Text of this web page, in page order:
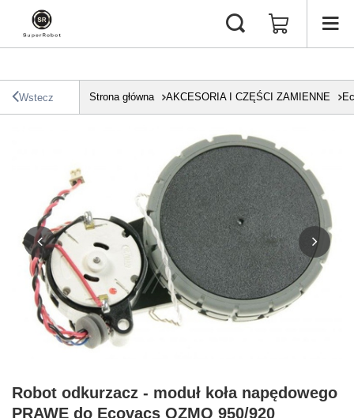
Wstecz Strona główna AKCESORIA I CZĘŚCI ZAMIENNE
Robot odkurzacz - moduł koła napędowego
PRAWE do Ecovacs OZMO 950/920